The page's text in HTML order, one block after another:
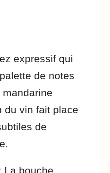
expressif qui
de notes
du vin fait place
de
: La bouche